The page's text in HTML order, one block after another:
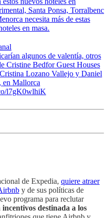
Santa Ponsa, Torralbenc
necesita más de estas
en masa.
algunos de valentía, otros
Cristine Bedfor Guest Houses
Lozano Vallejo y Daniel
en Mallorca
l7gK0wlhiK
de Expedia, quiere atraer
y de sus políticas de
programa para reclutar
incentivos destinada a los